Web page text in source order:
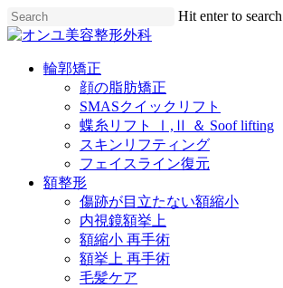
Skip
to
main
content
Hit enter to
Close
Menu
輪郭矯正
顔の脂肪矯正
SMASクイックリフト
蝶糸リフト Ⅰ,Ⅱ ＆ Soof lifting
スキンリフティング
フェイスライン復元
額整形
傷跡が目立たない額縮小
内視鏡額挙上
額縮小 再手術
額挙上 再手術
毛髪ケア